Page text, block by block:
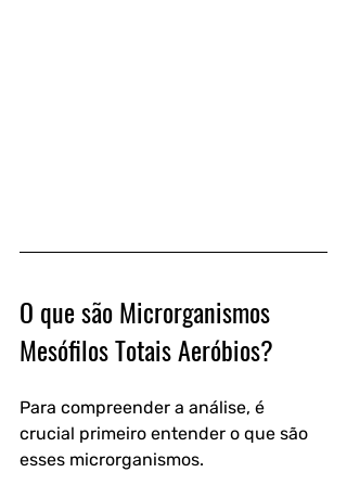
O que são Microrganismos
Mesófilos Totais Aeróbios?
Para compreender a análise, é
crucial primeiro entender o que são
esses microrganismos.